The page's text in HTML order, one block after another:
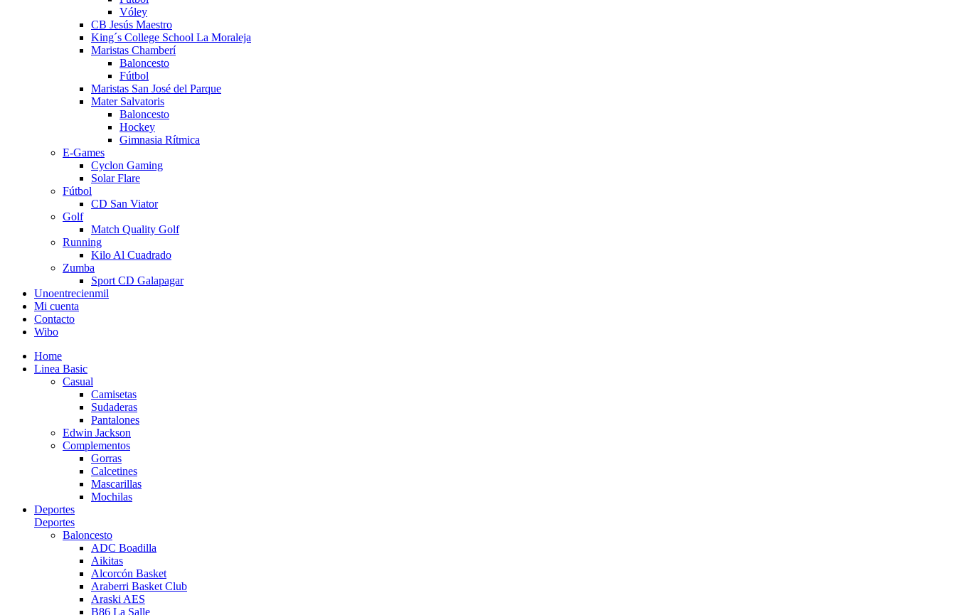
Vóley
CB Jesús Maestro
King´s College School La Moraleja
Maristas Chamberí
Baloncesto
Fútbol
Maristas San José del Parque
Mater Salvatoris
Baloncesto
Hockey
Gimnasia Rítmica
E-Games
Cyclon Gaming
Solar Flare
Fútbol
CD San Viator
Golf
Match Quality Golf
Running
Kilo Al Cuadrado
Zumba
Sport CD Galapagar
Unoentrecienmil
Mi cuenta
Contacto
Wibo
Home
Linea Basic
Casual
Camisetas
Sudaderas
Pantalones
Edwin Jackson
Complementos
Gorras
Calcetines
Mascarillas
Mochilas
Deportes
Deportes
Baloncesto
ADC Boadilla
Aikitas
Alcorcón Basket
Araberri Basket Club
Araski AES
B86 La Salle